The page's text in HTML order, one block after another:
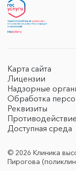
Карта сайта
Лицензии
Надзорные
Обработка
Реквизиты
Доступная среда
© 2026 Клиника
Пирогова